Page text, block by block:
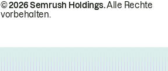
© 2026 Semrush Holdings.Alle Rechte
vorbehalten.